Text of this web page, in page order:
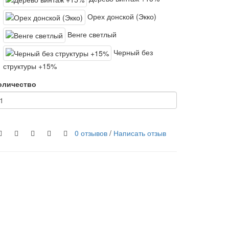
Орех донской (Экко)
Венге светлый
Черный без
структуры +15%
0 отзывов / Написать отзыв